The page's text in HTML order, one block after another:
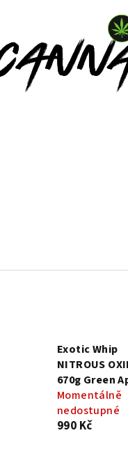
Exotic Whip
NITROUS
670g Green
Momentálně
nedostupné
990 Kč